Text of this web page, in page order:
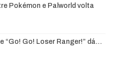
Pokémon e Palworld volta
“Go! Go! Loser Ranger!” dá…